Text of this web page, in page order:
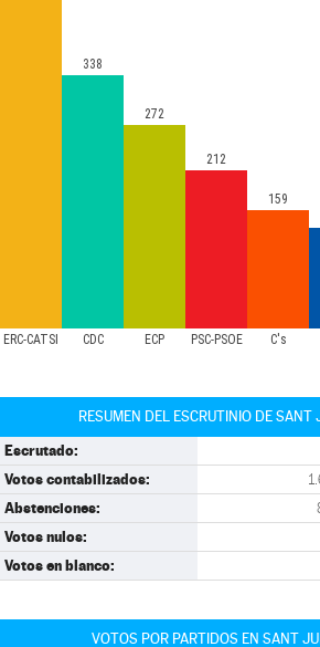
ERC-CATSÍ CDC ECP PSC-PSOE C's
338
272
212
159
RESUMEN DEL ESCRUTINIO DE SANT
Escrutado:
Votos contabilizados:
Abstenciones:
Votos nulos:
Votos en blanco:
VOTOS POR PARTIDOS EN SANT